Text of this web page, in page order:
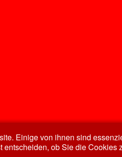
Einige von ihnen sind
entscheiden, ob Sie die